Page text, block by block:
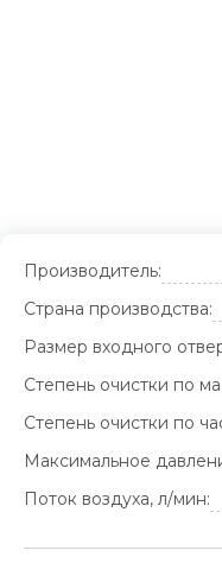
Производитель:
Страна производства:
Размер входного
Степень очистки по
Степень очистки по
Максимальное
Поток воздуха, л/мин: